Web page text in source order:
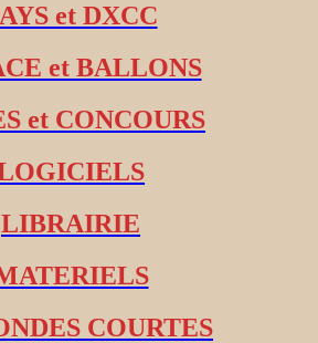
et DXCC
et BALLONS
et CONCOURS
LIBRAIRIE
COURTES